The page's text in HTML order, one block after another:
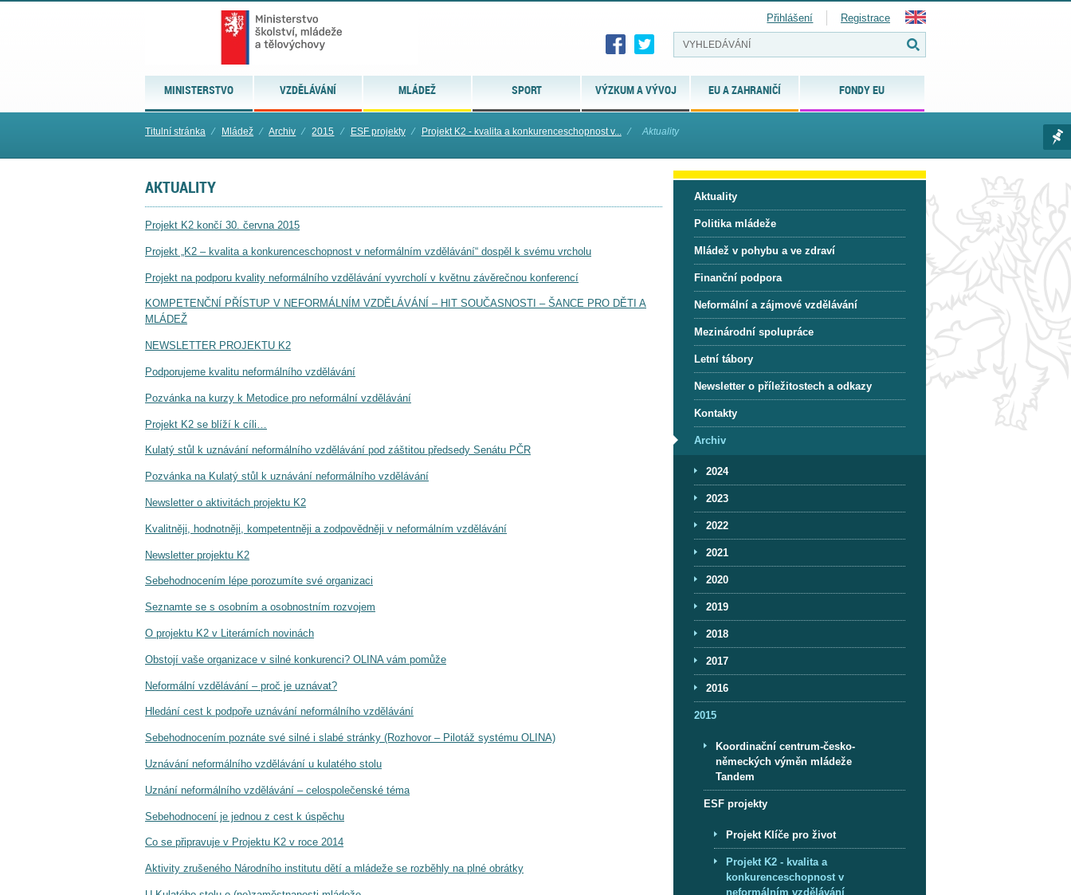
MINISTERSTVO VZDĚLÁVÁNÍ MLÁDEŽ SPORT VÝZKUM A VÝVOJ EU A ZAHRANIČÍ FONDY EU
Přihlášení Registrace
Titulní stránka ⁄ Mládež ⁄ Archiv ⁄ 2015 ⁄ ESF projekty ⁄ Projekt K2 - kvalita a konkurenceschopnost v... ⁄ Aktuality
AKTUALITY
Projekt K2 končí 30. června 2015
Projekt „K2 – kvalita a konkurenceschopnost v neformálním vzdělávání“ dospěl k svému vrcholu
Projekt na podporu kvality neformálního vzdělávání vyvrcholí v květnu závěrečnou konferencí
KOMPETENČNÍ PŘÍSTUP V NEFORMÁLNÍM VZDĚLÁVÁNÍ – HIT SOUČASNOSTI – ŠANCE PRO DĚTI A
MLÁDEŽ
NEWSLETTER PROJEKTU K2
Podporujeme kvalitu neformálního vzdělávání
Pozvánka na kurzy k Metodice pro neformální vzdělávání
Projekt K2 se blíží k cíli…
Kulatý stůl k uznávání neformálního vzdělávání pod záštitou předsedy Senátu PČR
Pozvánka na Kulatý stůl k uznávání neformálního vzdělávání
Newsletter o aktivitách projektu K2
Kvalitněji, hodnotněji, kompetentněji a zodpovědněji v neformálním vzdělávání
Newsletter projektu K2
Sebehodnocením lépe porozumíte své organizaci
Seznamte se s osobním a osobnostním rozvojem
O projektu K2 v Literárních novinách
Obstojí vaše organizace v silné konkurenci? OLINA vám pomůže
Neformální vzdělávání – proč je uznávat?
Hledání cest k podpoře uznávání neformálního vzdělávání
Sebehodnocením poznáte své silné i slabé stránky (Rozhovor – Pilotáž systému OLINA)
Uznávání neformálního vzdělávání u kulatého stolu
Uznání neformálního vzdělávání – celospolečenské téma
Sebehodnocení je jednou z cest k úspěchu
Co se připravuje v Projektu K2 v roce 2014
Aktivity zrušeného Národního institutu dětí a mládeže se rozběhly na plné obrátky
Aktuality
Politika mládeže
Mládež v pohybu a ve zdraví
Finanční podpora
Neformální a zájmové vzdělávání
Mezinárodní spolupráce
Letní tábory
Newsletter o příležitostech a odkazy
Kontakty
Archiv
2024
2023
2022
2021
2020
2019
2018
2017
2016
2015
Koordinační centrum-česko-
německých výměn mládeže
Tandem
ESF projekty
Projekt Klíče pro život
Projekt K2 - kvalita a
konkurenceschopnost v
neformálním vzdělávání